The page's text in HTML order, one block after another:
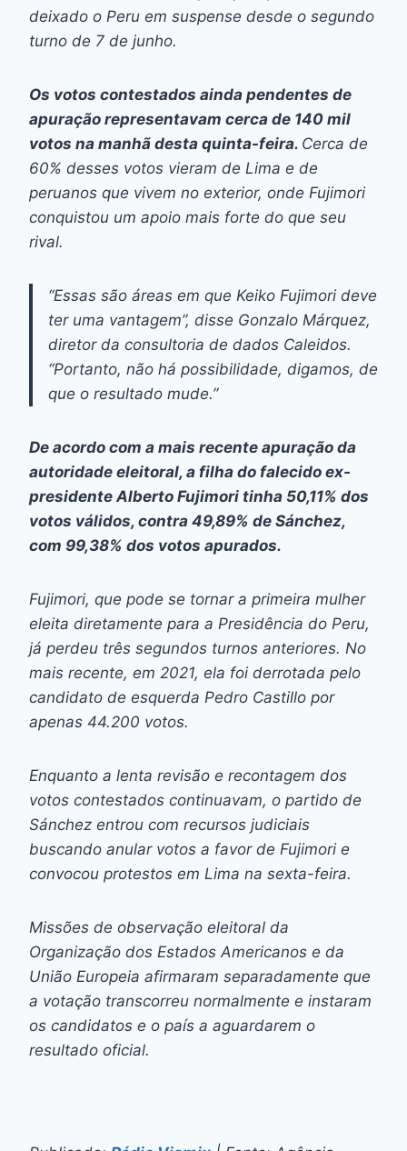
deixado o Peru em suspense desde o segundo
turno de 7 de junho.
Os votos contestados ainda pendentes de
apuração representavam cerca de 140 mil
votos na manhã desta quinta-feira. Cerca de
60% desses votos vieram de Lima e de
peruanos que vivem no exterior, onde Fujimori
conquistou um apoio mais forte do que seu
rival.
“Essas são áreas em que Keiko Fujimori deve
ter uma vantagem”, disse Gonzalo Márquez,
diretor da consultoria de dados Caleidos.
“Portanto, não há possibilidade, digamos, de
que o resultado mude.”
De acordo com a mais recente apuração da
autoridade eleitoral, a filha do falecido ex-
presidente Alberto Fujimori tinha 50,11% dos
votos válidos, contra 49,89% de Sánchez,
com 99,38% dos votos apurados.
Fujimori, que pode se tornar a primeira mulher
eleita diretamente para a Presidência do Peru,
já perdeu três segundos turnos anteriores. No
mais recente, em 2021, ela foi derrotada pelo
candidato de esquerda Pedro Castillo por
apenas 44.200 votos.
Enquanto a lenta revisão e recontagem dos
votos contestados continuavam, o partido de
Sánchez entrou com recursos judiciais
buscando anular votos a favor de Fujimori e
convocou protestos em Lima na sexta-feira.
Missões de observação eleitoral da
Organização dos Estados Americanos e da
União Europeia afirmaram separadamente que
a votação transcorreu normalmente e instaram
os candidatos e o país a aguardarem o
resultado oficial.